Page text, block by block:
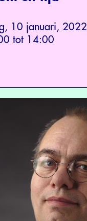
10 januari, 2022
tot 14:00